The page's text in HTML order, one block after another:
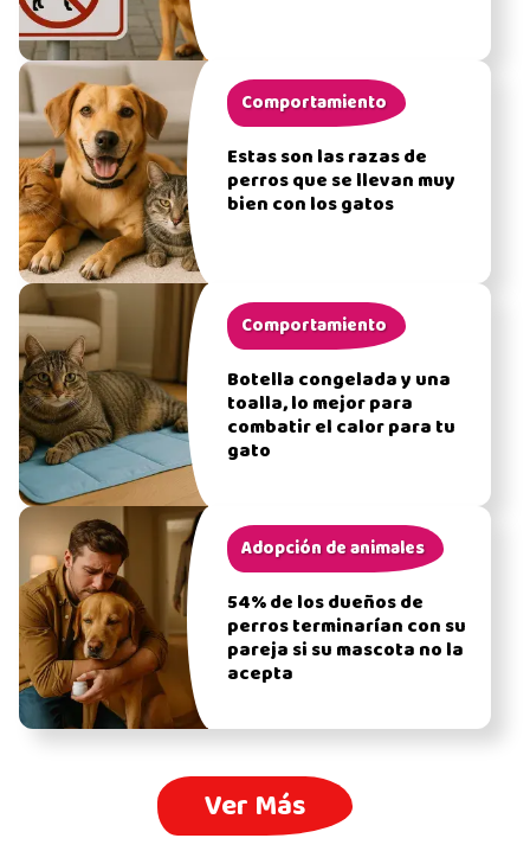
Comportamiento
Estas son las razas de
perros que se llevan muy
bien con los gatos
Comportamiento
Botella congelada y una
toalla, lo mejor para
combatir el calor para tu
gato
Adopción de animales
54% de los dueños de
perros terminarían con su
pareja si su mascota no la
acepta
Ver Más